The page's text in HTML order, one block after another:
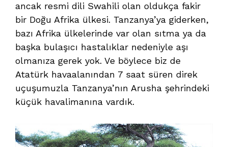
ancak resmi dili Swahili olan oldukça fakir
bir Doğu Afrika ülkesi. Tanzanya’ya giderken,
bazı Afrika ülkelerinde var olan sıtma ya da
başka bulaşıcı hastalıklar nedeniyle aşı
olmanıza gerek yok. Ve böylece biz de
Atatürk havaalanından 7 saat süren direk
uçuşumuzla Tanzanya’nın Arusha şehrindeki
küçük havalimanına vardık.